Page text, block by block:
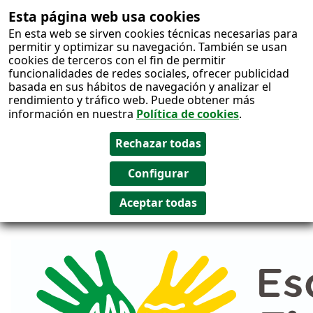
Esta página web usa cookies
En esta web se sirven cookies técnicas necesarias para
permitir y optimizar su navegación. También se usan
cookies de terceros con el fin de permitir
funcionalidades de redes sociales, ofrecer publicidad
basada en sus hábitos de navegación y analizar el
rendimiento y tráfico web. Puede obtener más
información en nuestra Política de cookies.
Salto al
contenido